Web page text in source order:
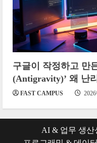
구글이 작정하고 만
(Antigravity)’ 왜 난
FAST CAMPUS
AI & 업무 생산